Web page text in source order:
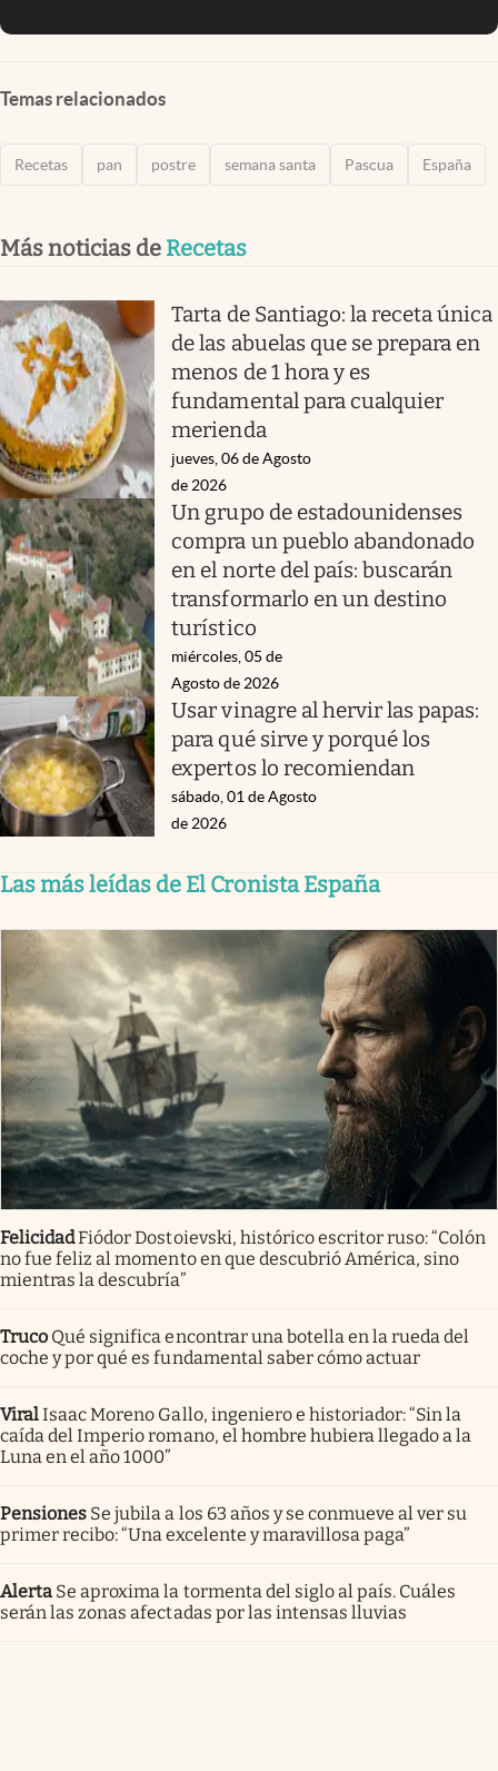
Temas relacionados
Recetas pan postre semana santa Pascua España
Más noticias de Recetas
Tarta de Santiago: la receta única
de las abuelas que se prepara en
menos de 1 hora y es
fundamental para cualquier
merienda
jueves, 06 de Agosto
de 2026
Un grupo de estadounidenses
compra un pueblo abandonado
en el norte del país: buscarán
transformarlo en un destino
turístico
miércoles, 05 de
Agosto de 2026
Usar vinagre al hervir las papas:
para qué sirve y porqué los
expertos lo recomiendan
sábado, 01 de Agosto
de 2026
Las más leídas de El Cronista España
FelicidadFiódor Dostoievski, histórico escritor ruso: “Colón
no fue feliz al momento en que descubrió América, sino
mientras la descubría”
Truco Qué significa encontrar una botella en la rueda del
coche y por qué es fundamental saber cómo actuar
ViralIsaac Moreno Gallo, ingeniero e historiador: “Sin la
caída del Imperio romano, el hombre hubiera llegado a la
Luna en el año 1000”
Pensiones Se jubila a los 63 años y se conmueve al ver su
primer recibo: “Una excelente y maravillosa paga”
Alerta Se aproxima la tormenta del siglo al país. Cuáles
serán las zonas afectadas por las intensas lluvias